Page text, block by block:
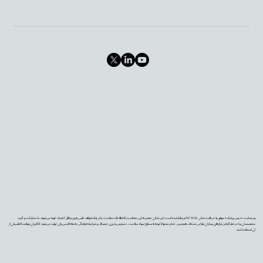
وب‌سایت «دیجی‌پزشک» موفق به دریافت نشان PIF TICK بریتانیا شده است. این نشان معتبر به این معناست که اطلاعات سلامت ما بر پایه شواهد علمی به‌روز و قابل اعتماد تهیه می‌شوند، با مشارکت و تأیید
متخصصان و با در نظر گرفتن نیازهای بیماران طراحی شده‌اند. همچنین، تمام محتوا با توجه به سطح سواد سلامت، دسترس‌پذیری دیجیتال و شرایط فرهنگی جامعه فارسی‌زبان تولید می‌شود تا کاربران بتوانند با اطمینان از
آن استفاده کنند.